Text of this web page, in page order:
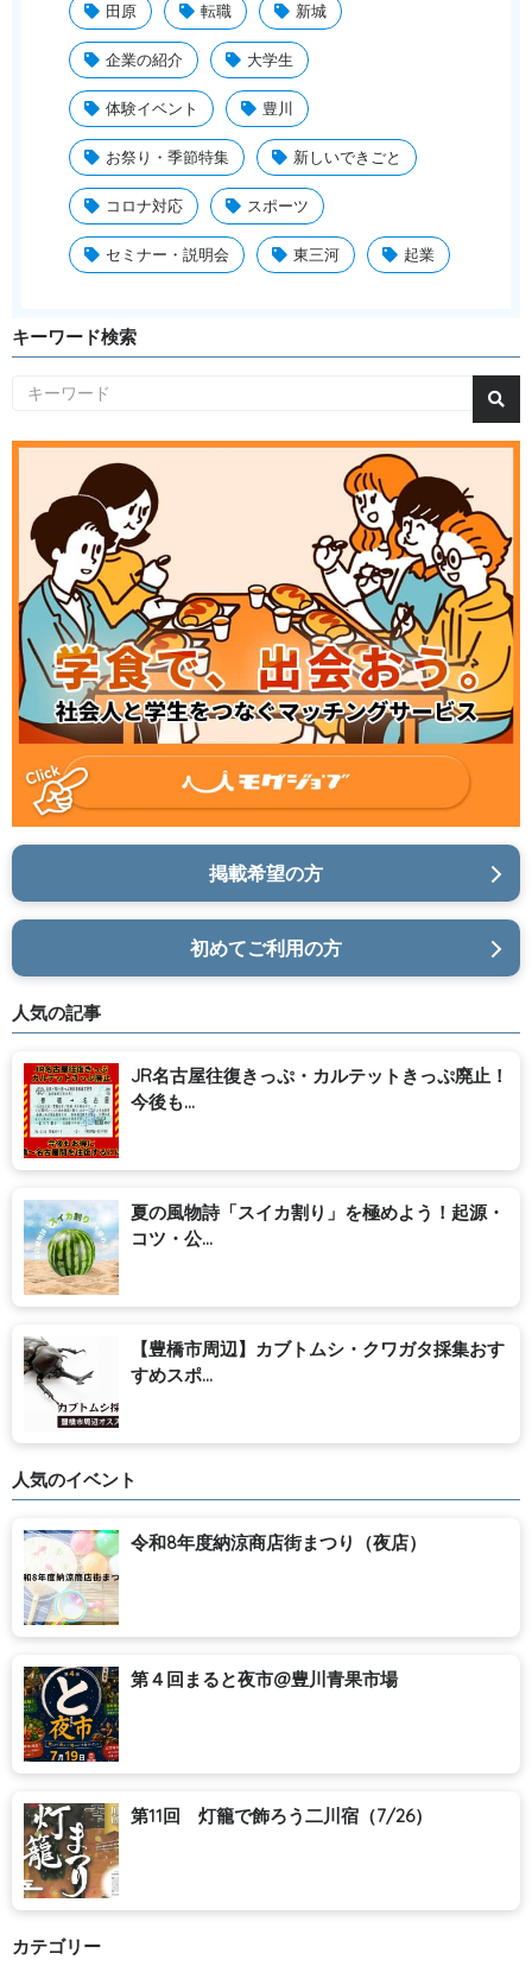
田原 転職 新城
企業の紹介 大学生
体験イベント 豊川
お祭り・季節特集 新しいできごと
コロナ対応 スポーツ
セミナー・説明会 東三河 起業
キーワード検索
掲載希望の方
初めてご利用の方
人気の記事
JR名古屋往復きっぷ・カルテットきっぷ廃止！
今後も...
夏の風物詩「スイカ割り」を極めよう！起源・
コツ・公...
【豊橋市周辺】カブトムシ・クワガタ採集おす
すめスポ...
人気のイベント
令和8年度納涼商店街まつり（夜店）
第４回まると夜市@豊川青果市場
第11回 灯籠で飾ろう二川宿（7/26）
カテゴリー